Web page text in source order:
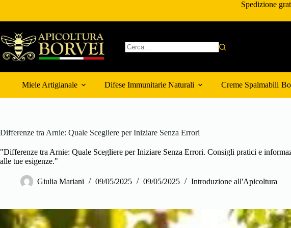
contenuto
Spedizione
Miele Artigianale Difese Immunitarie Naturali Creme Spalmabili
Differenze tra Arnie: Quale Scegliere per Iniziare Senza Errori
"Differenze tra Arnie: Quale Scegliere per Iniziare Senza Errori. Consigli pratici e
alle tue esigenze."
Giulia Mariani 09/05/2025 09/05/2025 Introduzione all'Apicoltura